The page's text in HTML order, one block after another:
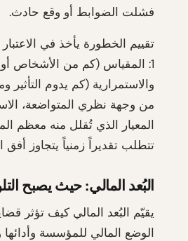
فشلت الضوابط أو وقع حادث.
1: المقياس (كم من الأشخاص أو
والاستمرارية (كم يدوم
من وجهة نظري المتواضعة،
المعيار الذي تُقلل منه معظم
تتطلب تقديراً زمنياً يتجاوز أفق
البُعد المالي: حيث يصبح
يقيّم البُعد المالي كيف تؤثر
الوضع المالي للمؤسسة وأدائها